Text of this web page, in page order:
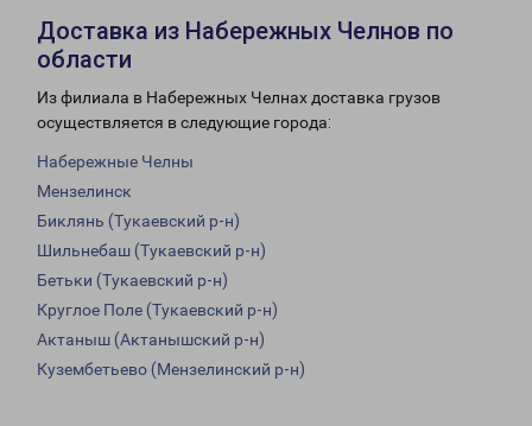
Доставка из Набережных Челнов по
области
Из филиала в Набережных Челнах доставка грузов
осуществляется в следующие города:
Набережные Челны
Мензелинск
Биклянь (Тукаевский р-н)
Шильнебаш (Тукаевский р-н)
Бетьки (Тукаевский р-н)
Круглое Поле (Тукаевский р-н)
Актаныш (Актанышский р-н)
Кузембетьево (Мензелинский р-н)